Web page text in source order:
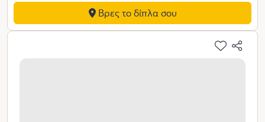
Βρες το δίπλα σου